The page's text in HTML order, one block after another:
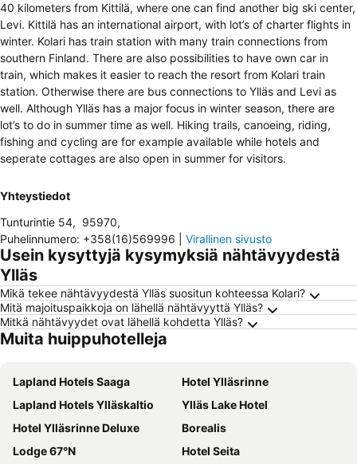
40 kilometers from Kittilä, where one can find another big ski center,
Levi. Kittilä has an international airport, with lot’s of charter flights in
winter. Kolari has train station with many train connections from
southern Finland. There are also possibilities to have own car in
train, which makes it easier to reach the resort from Kolari train
station. Otherwise there are bus connections to Ylläs and Levi as
well. Although Ylläs has a major focus in winter season, there are
lot’s to do in summer time as well. Hiking trails, canoeing, riding,
fishing and cycling are for example available while hotels and
seperate cottages are also open in summer for visitors.
Yhteystiedot
Tunturintie 54, 95970,
Puhelinnumero: +358(16)569996 Virallinen sivusto
Usein kysyttyjä kysymyksiä nähtävyydestä
Ylläs
Mikä tekee nähtävyydestä Ylläs suositun kohteessa Kolari?
Mitä majoituspaikkoja on lähellä nähtävyyttä Ylläs?
Mitkä nähtävyydet ovat lähellä kohdetta Ylläs?
Muita huippuhotelleja
Lapland Hotels Saaga
Hotel Ylläsrinne
Lapland Hotels Ylläskaltio
Ylläs Lake Hotel
Hotel Ylläsrinne Deluxe
Borealis
Lodge 67°N
Hotel Seita